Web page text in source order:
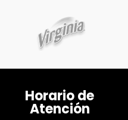
Horario de
Atención